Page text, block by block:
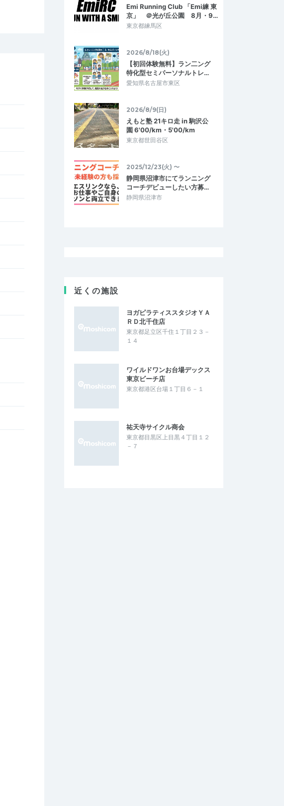
Emi Running Club 「Emi練 東
京」 ＠光が丘公園 8月・9…
東京都練馬区
2026/8/18(火)
【初回体験無料】ラン二ング
特化型セミパーソナルトレ…
愛知県名古屋市東区
2026/8/9(日)
えもと塾 21キロ走 in 駒沢公
園 6'00/km・5'00/km
東京都世田谷区
2025/12/23(火) 〜
静岡県沼津市にてランニング
コーチデビューしたい方募…
静岡県沼津市
近くの施設
ヨガピラティススタジオＹＡ
ＲＤ北千住店
東京都足立区千住１丁目２３－
１４
ワイルドワンお台場デックス
東京ビーチ店
東京都港区台場１丁目６－１
祐天寺サイクル商会
東京都目黒区上目黒４丁目１２
－７